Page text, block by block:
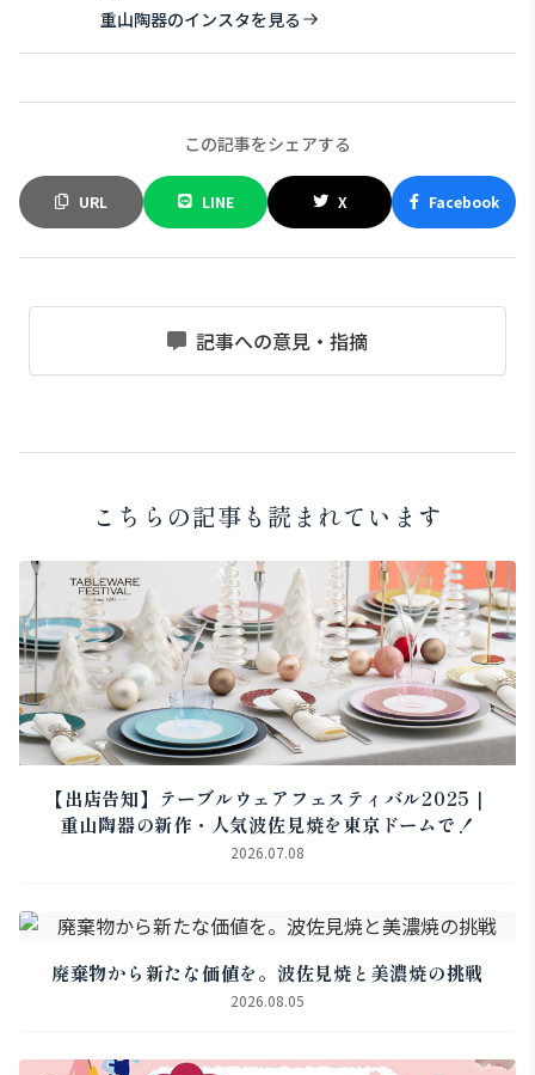
重山陶器のインスタを見る
この記事をシェアする
URL LINE X Facebook
記事への意見・指摘
こちらの記事も読まれています
【出店告知】テーブルウェアフェスティバル2025｜
重山陶器の新作・人気波佐見焼を東京ドームで！
2026.07.08
廃棄物から新たな価値を。波佐見焼と美濃焼の挑戦
2026.08.05